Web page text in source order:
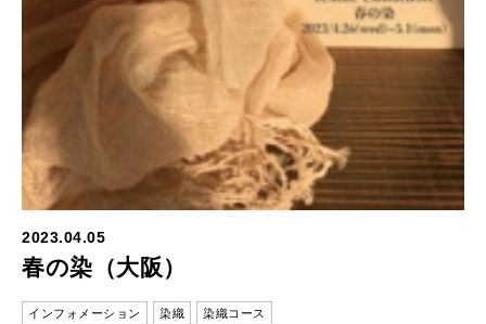
2023.04.05
春の染（大阪）
インフォメーション 染織 染織コース